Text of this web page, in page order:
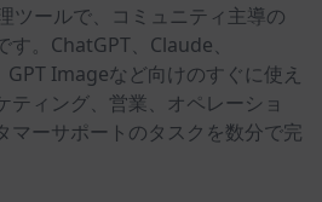
ツールで、コミュニティ主導の
。ChatGPT、Claude、
Imageなど向けのすぐに使え
ティング、営業、オペレーショ
マーサポートのタスクを数分で完